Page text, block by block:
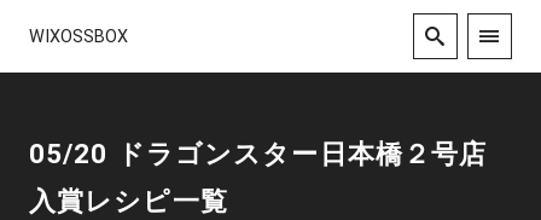
WIXOSSBOX
05/20 ドラゴンスター日本橋２号店
入賞レシピ一覧